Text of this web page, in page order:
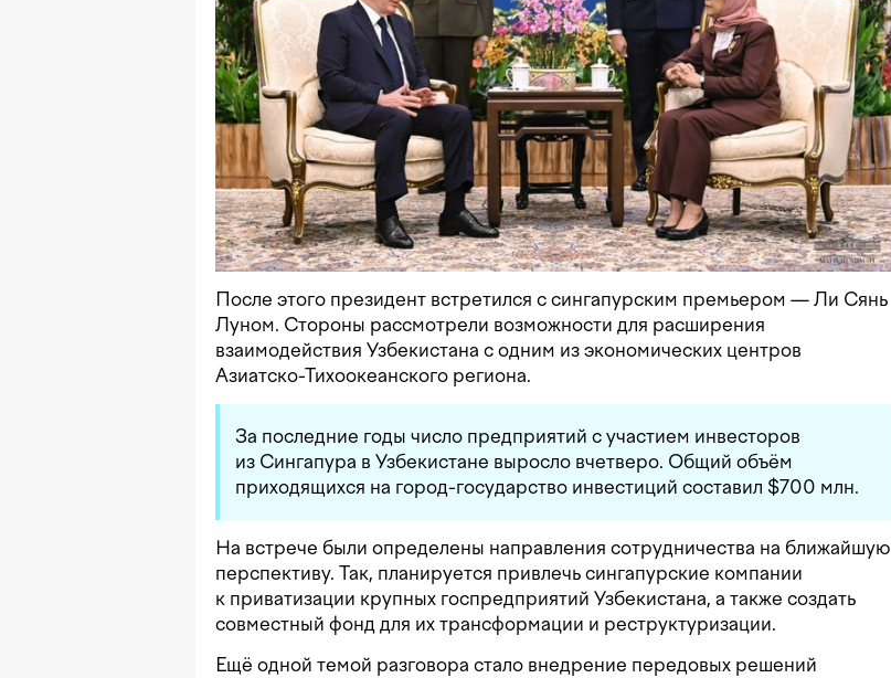
После этого президент встретился с сингапурским премьером — Ли Сянь
Луном. Стороны рассмотрели возможности для расширения
взаимодействия Узбекистана с одним из экономических центров
Азиатско-Тихоокеанского региона.
За последние годы число предприятий с участием инвесторов
из Сингапура в Узбекистане выросло вчетверо. Общий объём
приходящихся на город-государство инвестиций составил $700 млн.
На встрече были определены направления сотрудничества на ближайшую
перспективу. Так, планируется привлечь сингапурские компании
к приватизации крупных госпредприятий Узбекистана, а также создать
совместный фонд для их трансформации и реструктуризации.
Ещё одной темой разговора стало внедрение передовых решений